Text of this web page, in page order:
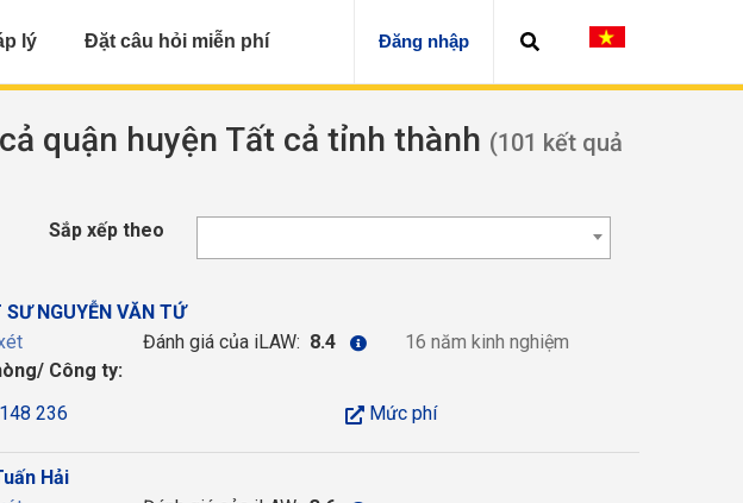
lý Đặt câu hỏi miễn phí Đăng nhập
quận huyện Tất cả tỉnh thành (101 kết quả
Sắp xếp theo
SƯ NGUYỄN VĂN TỨ
Đánh giá của iLAW: 8.4
16 năm kinh nghiệm
Công ty:
236
Mức phí
Hải